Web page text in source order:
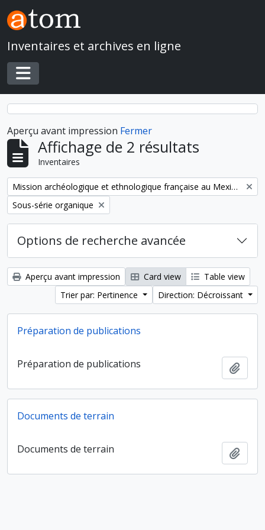
Skip to main content
Inventaires et archives en ligne
Toggle navigation
Aperçu avant impression Fermer
Affichage de 2 résultats
Inventaires
Remove filter:
Mission archéologique et ethnologique française au Mexique
Remove filter:
Sous-série organique
Options de recherche avancée
Aperçu avant impression Card view
Table view
Trier par: Pertinence
Direction: Décroissant
Préparation de publications
Préparation de publications
Documents de terrain
Documents de terrain